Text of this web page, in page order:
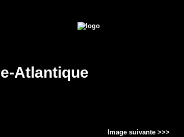
Atlantique
Image suivante >>>